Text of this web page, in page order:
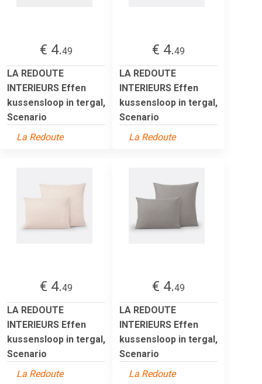
€ 4.49
LA REDOUTE
INTERIEURS Effen
kussensloop in tergal,
Scenario
La Redoute
€ 4.49
LA REDOUTE
INTERIEURS Effen
kussensloop in tergal,
Scenario
La Redoute
€ 4.49
LA REDOUTE
INTERIEURS Effen
kussensloop in tergal,
Scenario
La Redoute
€ 4.49
LA REDOUTE
INTERIEURS Effen
kussensloop in tergal,
Scenario
La Redoute